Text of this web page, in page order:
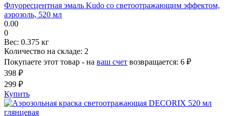
Флуоресцентная эмаль Kudo со светоотражающим эффектом,
аэрозоль, 520 мл
0.00
0
Вес: 0.375 кг
Количество на складе: 2
Покупаете этот товар - на ваш счет возвращается: 6 ₽
398 ₽
299 ₽
Купить